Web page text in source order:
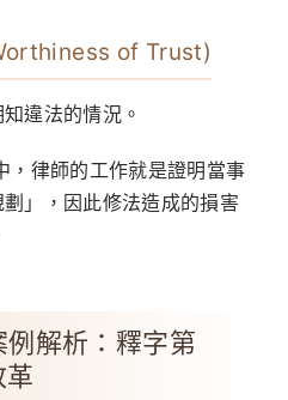
of Trust)
違法的情況。
，律師的工作就是證明當事
」，因此修法造成的損害
解析：釋字第
革